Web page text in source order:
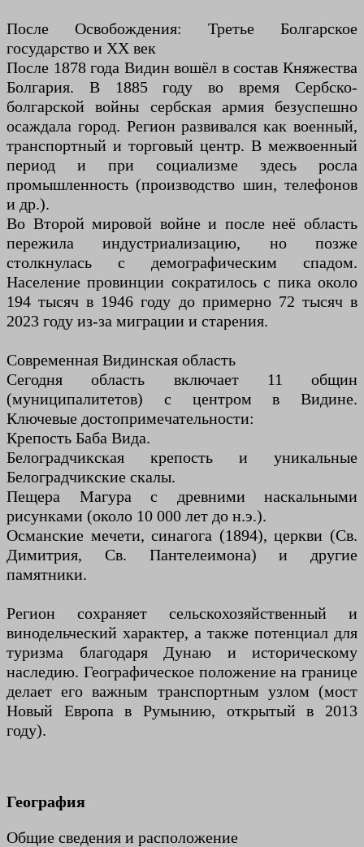
После Освобождения: Третье Болгарское
государство и XX век
После 1878 года Видин вошёл в состав Княжества
Болгария. В 1885 году во время Сербско-
болгарской войны сербская армия безуспешно
осаждала город. Регион развивался как военный,
транспортный и торговый центр. В межвоенный
период и при социализме здесь росла
промышленность (производство шин, телефонов
и др.).
Во Второй мировой войне и после неё область
пережила индустриализацию, но позже
столкнулась с демографическим спадом.
Население провинции сократилось с пика около
194 тысяч в 1946 году до примерно 72 тысяч в
2023 году из-за миграции и старения.
Современная Видинская область
Сегодня область включает 11 общин
(муниципалитетов) с центром в Видине.
Ключевые достопримечательности:
Крепость Баба Вида.
Белоградчикская крепость и уникальные
Белоградчикские скалы.
Пещера Магура с древними наскальными
рисунками (около 10 000 лет до н.э.).
Османские мечети, синагога (1894), церкви (Св.
Димитрия, Св. Пантелеимона) и другие
памятники.
Регион сохраняет сельскохозяйственный и
винодельческий характер, а также потенциал для
туризма благодаря Дунаю и историческому
наследию. Географическое положение на границе
делает его важным транспортным узлом (мост
Новый Европа в Румынию, открытый в 2013
году).
География
Общие сведения и расположение